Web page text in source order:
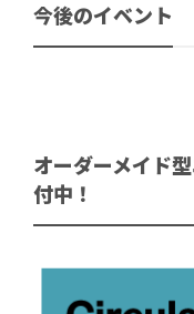
今後のイベント
オーダーメイド
付中！